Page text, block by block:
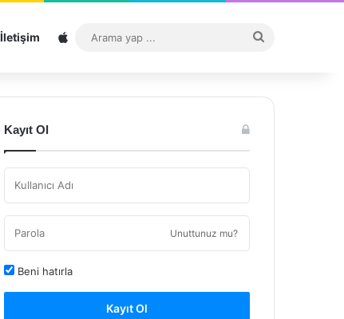
İletişim Sitemap
...
Kayıt Ol
Unuttunuz mu?
Beni hatırla
Kayıt Ol